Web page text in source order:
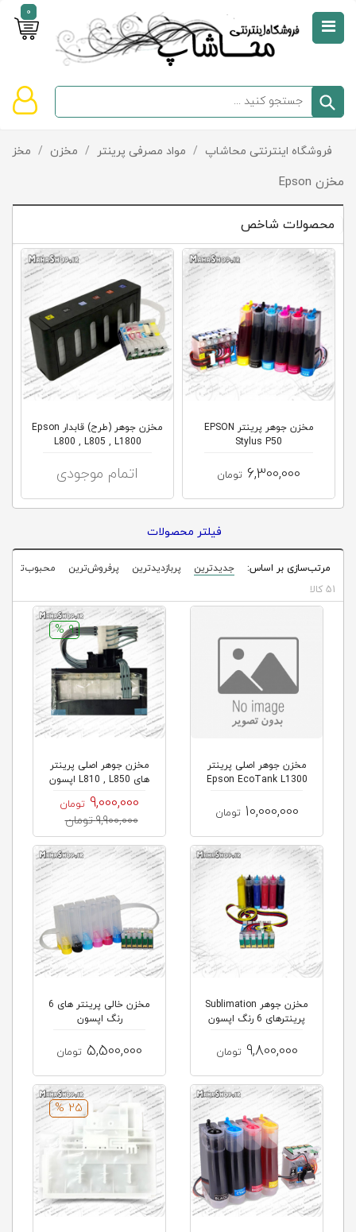
0
صفحه
دسته‌بندی
و
پیشنهادها
تماس
با
ما
کلاب
محاشاپ
سبد
خالی
فروشگاه اینترنتی محاشاپ / مواد مصرفی پرینتر / مخزن / مخزن Epson
مخزن Epson
محصولات شاخص
مخزن جوهر پرینتر EPSON
Stylus P50
6,300,000 تومان
مخزن جوهر (طرح) قابدار Epson
L800 , L805 , L1800
اتمام موجودی
فیلتر محصولات
مرتب‌سازی بر اساس: جدیدترین پربازدیدترین پرفروش‌ترین
محبوب‌ترین
51 کالا
مخزن جوهر اصلی پرینتر
Epson EcoTank L1300
10,000,000 تومان
9 %
مخزن جوهر اصلی پرینتر
های L810 , L850 اپسون
9,000,000 تومان
9,900,000 تومان
مخزن جوهر Sublimation
پرینترهای 6 رنگ اپسون
9,800,000 تومان
مخزن خالی پرینتر های 6
رنگ اپسون
5,500,000 تومان
25 %